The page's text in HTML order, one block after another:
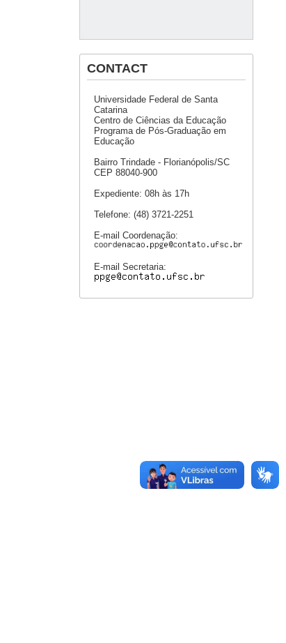
CONTACT
Universidade Federal de Santa
Catarina
Centro de Ciências da Educação
Programa de Pós-Graduação em
Educação
Bairro Trindade - Florianópolis/SC
CEP 88040-900
Expediente: 08h às 17h
Telefone: (48) 3721-2251
E-mail Coordenação:
E-mail Secretaria: